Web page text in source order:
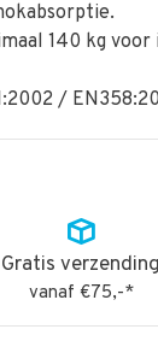
140 kg
/
Gratis verzending
vanaf €75,-*